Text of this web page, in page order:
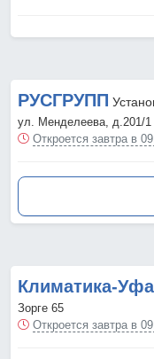
РУСГРУПП
ул. Менделеева, д.201/1
Откроется завтра в
Климатика-Уфа
Зорге 65
Откроется завтра в